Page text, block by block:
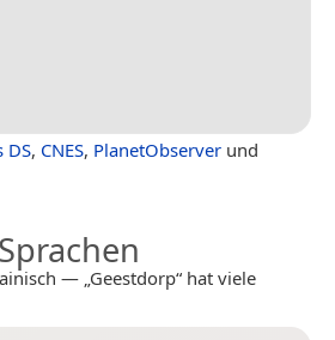
DS, CNES, PlanetObserver und
— „Geestdorp“ hat viele